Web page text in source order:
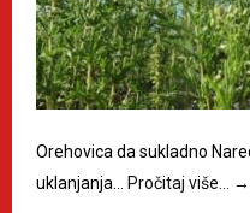
Orehovica da sukladno
uklanjanja… Pročitaj više… →